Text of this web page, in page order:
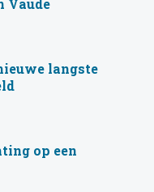
langste
op een